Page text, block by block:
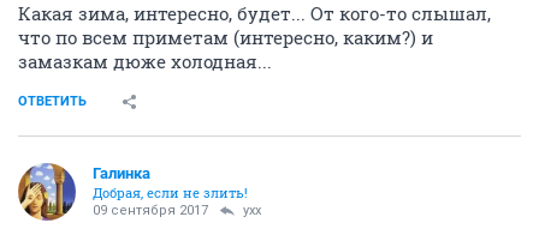
Какая зима, интересно, будет... От кого-то слышал,
что по всем приметам (интересно, каким?) и
замазкам дюже холодная...
ОТВЕТИТЬ
Галинка
Добрая, если не злить!
09 сентября 2017 yxx